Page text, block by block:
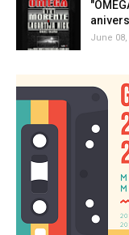
June 08,